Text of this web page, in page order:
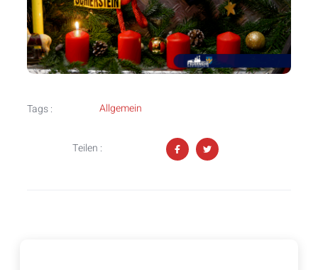
Tags : Allgemein
Teilen :